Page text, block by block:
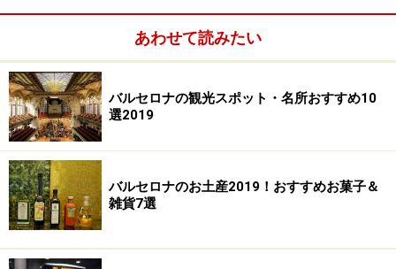
在の際はぜひお試しください。観光に便利なゴシック地
区に2014年末オープンしたばかりのコカ専門店「ハム・
オン・フィールズ」をご紹介します。
自転車がテーマのオシャレなコカ専門店
手作りのパン、産地直送のトマト、高品質の生ハムが揃うス
トリートフードの店
あわせて読みたい
バルセロナの観光スポット・名所おすすめ10
選2019
バルセロナのお土産2019！おすすめお菓子＆
雑貨7選